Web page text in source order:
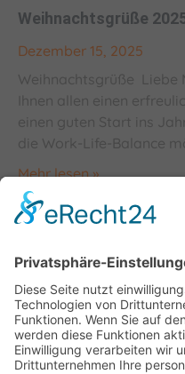
Weihnachtsgrüße
Dezember 15, 2025
Weihnachtsgrüße Liebe
Ihnen allen einen
einen guten Start ins
die Work-Life-Balance
Mehr lesen »